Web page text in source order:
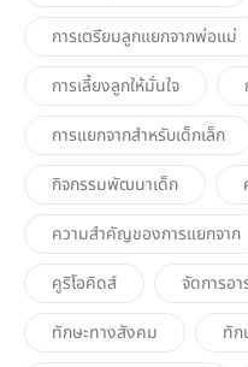
การเตรียมลูกแยกจากพ่อแม่
การเลี้ยงลูกให้มั่นใจ
การแยกจากสำหรับเด็กเล็ก
กิจกรรมพัฒนาเด็ก
ความสำคัญของการแยกจาก
คูริโอคิดส์
จัดการอ
ทักษะทางสังคม
ทัก